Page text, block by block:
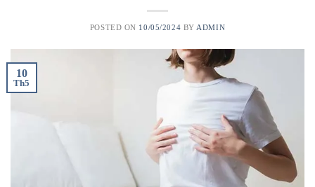
POSTED ON 10/05/2024 BY ADMIN
10
Th5